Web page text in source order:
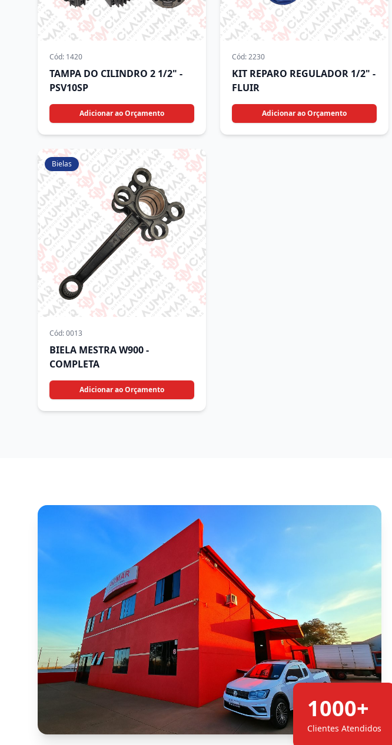
Cód: 1420
TAMPA DO CILINDRO 2 1/2" -
PSV10SP
Adicionar ao Orçamento
Cód:2230
KIT REPARO REGULADOR 1/2" -
FLUIR
Adicionar ao Orçamento
Bielas
Cód:0013
BIELA MESTRA W900 -
COMPLETA
Adicionar ao Orçamento
1000+
Clientes Atendidos